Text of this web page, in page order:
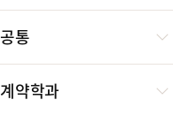
공통
계약학과